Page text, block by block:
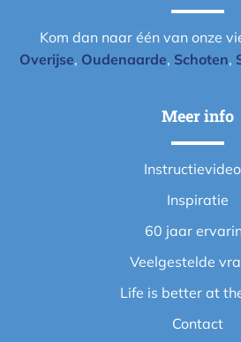
Kom dan naar één van onze
Overijse, Oudenaarde, Schoten,
Meer info
Inspiratie
60 jaar
Veelgestelde
Life is better at
Contact